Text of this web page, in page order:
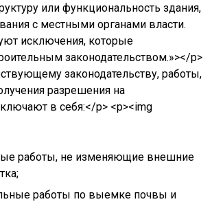
работы, не изменяющие внешние
работы по выемке почвы и